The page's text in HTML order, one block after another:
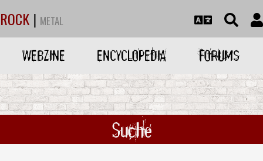
ROCK | METAL
WEBZINE ENCYCLOPEDIA FORUMS
Suche